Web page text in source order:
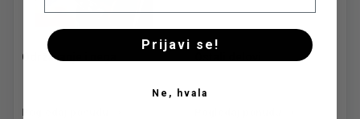
Održavanje i nega
Pogledaj ponudu
Prijavi se!
Ne, hvala